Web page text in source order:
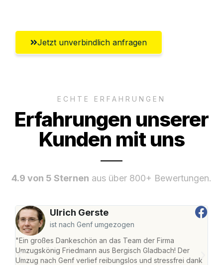
Jetzt unverbindlich anfragen
ECHTE ERFAHRUNGEN
Erfahrungen unserer
Kunden mit uns
4.9 von 5 Sternen aus über 800+ Bewertungen.
Ulrich Gerste
ist nach Genf umgezogen
"Ein großes Dankeschön an das Team der Firma
Umzugskönig Friedmann aus Bergisch Gladbach! Der
Umzug nach Genf verlief reibungslos und stressfrei dank